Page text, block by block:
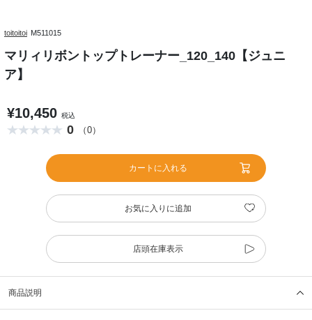
toitoitoi M511015
マリィリボントップトレーナー_120_140【ジュニ
ア】
¥10,450 税込
0 （0）
カートに入れる
お気に入りに追加
店頭在庫表示
商品説明